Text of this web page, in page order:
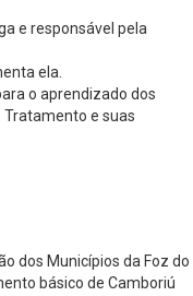
e responsável pela
ela.
o aprendizado dos
Tratamento e suas
dos Municípios da Foz do
básico de Camboriú